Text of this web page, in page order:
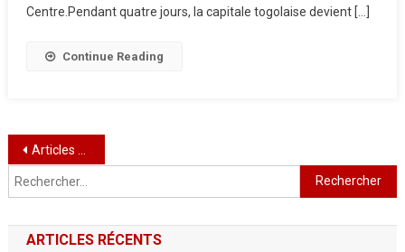
Centre.Pendant quatre jours, la capitale togolaise devient […]
Continue Reading
Navigation
des
articles
Articles plus anciens
Rechercher :
ARTICLES RÉCENTS